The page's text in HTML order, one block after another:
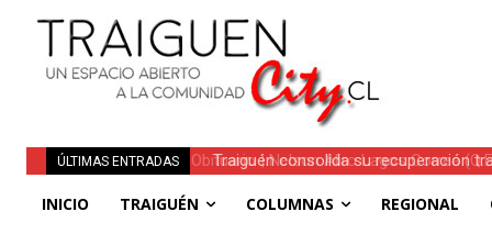
ÚLTIMAS ENTRADAS
Traiguén consolida su recuperación
INICIO TRAIGUÉN COLUMNAS REGIONAL